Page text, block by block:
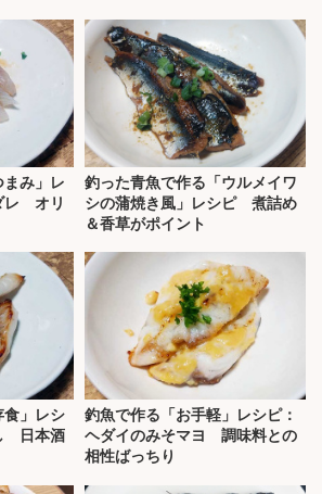
み」レ
レ オリ
釣った青魚で作る「ウルメイワ
シの蒲焼き風」レシピ 煮詰め
＆香草がポイント
食」レシ
日本酒
釣魚で作る「お手軽」レシピ：
ヘダイのみそマヨ 調味料との
相性ばっちり